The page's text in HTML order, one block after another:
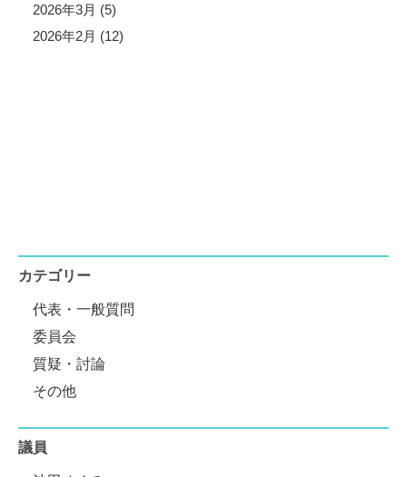
2026年3月 (5)
2026年2月 (12)
カテゴリー
代表・一般質問
委員会
質疑・討論
その他
議員